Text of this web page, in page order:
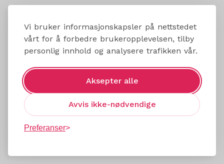
Vi bruker informasjonskapsler på nettstedet
vårt for å forbedre brukeropplevelsen, tilby
personlig innhold og analysere trafikken vår.
Aksepter alle
Avvis ikke-nødvendige
Preferanser